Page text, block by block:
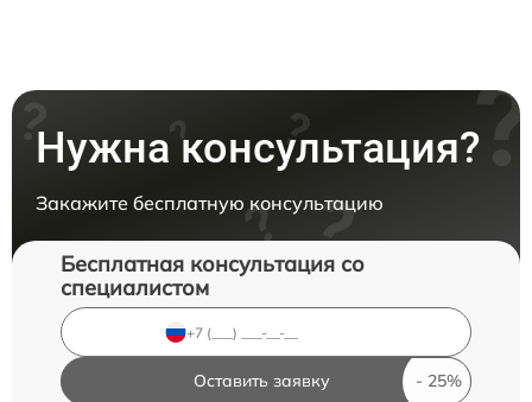
Нужна консультация?
Закажите бесплатную консультацию
Бесплатная консультация со
специалистом
Оставить заявку